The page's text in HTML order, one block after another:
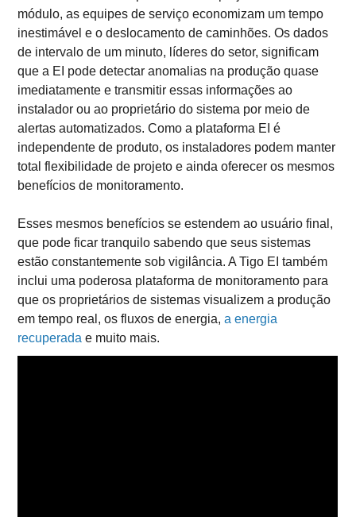
módulo, as equipes de serviço economizam um tempo
inestimável e o deslocamento de caminhões. Os dados
de intervalo de um minuto, líderes do setor, significam
que a EI pode detectar anomalias na produção quase
imediatamente e transmitir essas informações ao
instalador ou ao proprietário do sistema por meio de
alertas automatizados. Como a plataforma EI é
independente de produto, os instaladores podem manter
total flexibilidade de projeto e ainda oferecer os mesmos
benefícios de monitoramento.
Esses mesmos benefícios se estendem ao usuário final,
que pode ficar tranquilo sabendo que seus sistemas
estão constantemente sob vigilância. A Tigo EI também
inclui uma poderosa plataforma de monitoramento para
que os proprietários de sistemas visualizem a produção
em tempo real, os fluxos de energia,a energia
recuperada e muito mais.